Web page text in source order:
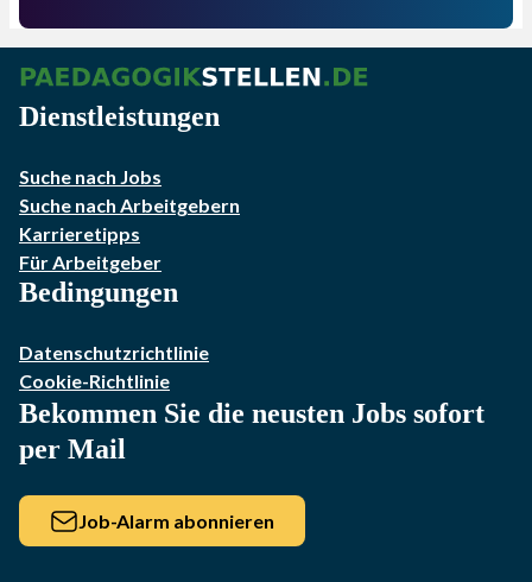
Dienstleistungen
Suche nach Jobs
Suche nach Arbeitgebern
Karrieretipps
Für Arbeitgeber
Bedingungen
Datenschutzrichtlinie
Cookie-Richtlinie
Bekommen Sie die neusten Jobs sofort
per Mail
Job-Alarm abonnieren